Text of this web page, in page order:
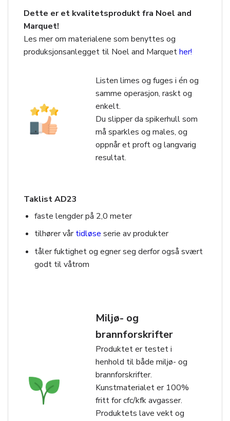
Dette er et kvalitetsprodukt fra Noel and
Marquet!
Les mer om materialene som benyttes og
produksjonsanlegget til Noel and Marquether!
Listen limes og fuges i én og
samme operasjon, raskt og
enkelt.
Du slipper da spikerhull som
må sparkles og males, og
oppnår et proft og langvarig
resultat.
Taklist AD23
faste lengder på 2,0 meter
tilhører vårtidløse serie av produkter
tåler fuktighet og egner seg derfor også svært
godt til våtrom
Miljø- og
brannforskrifter
Produktet er testet i
henhold til både miljø- og
brannforskrifter.
Kunstmaterialet er 100%
fritt for cfc/kfk avgasser.
Produktets lave vekt og